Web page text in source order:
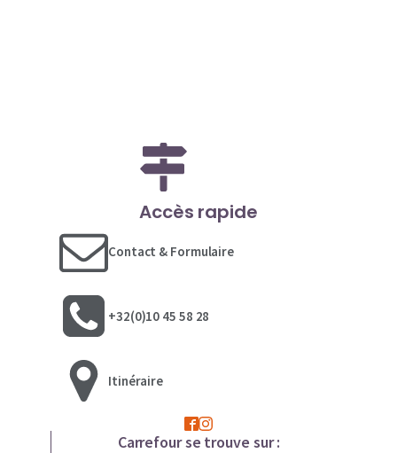
Accès rapide
Contact & Formulaire
+32(0)10 45 58 28
Itinéraire
Carrefour se trouve sur :